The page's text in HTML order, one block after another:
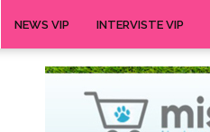
NEWS VIP INTERVISTE VIP